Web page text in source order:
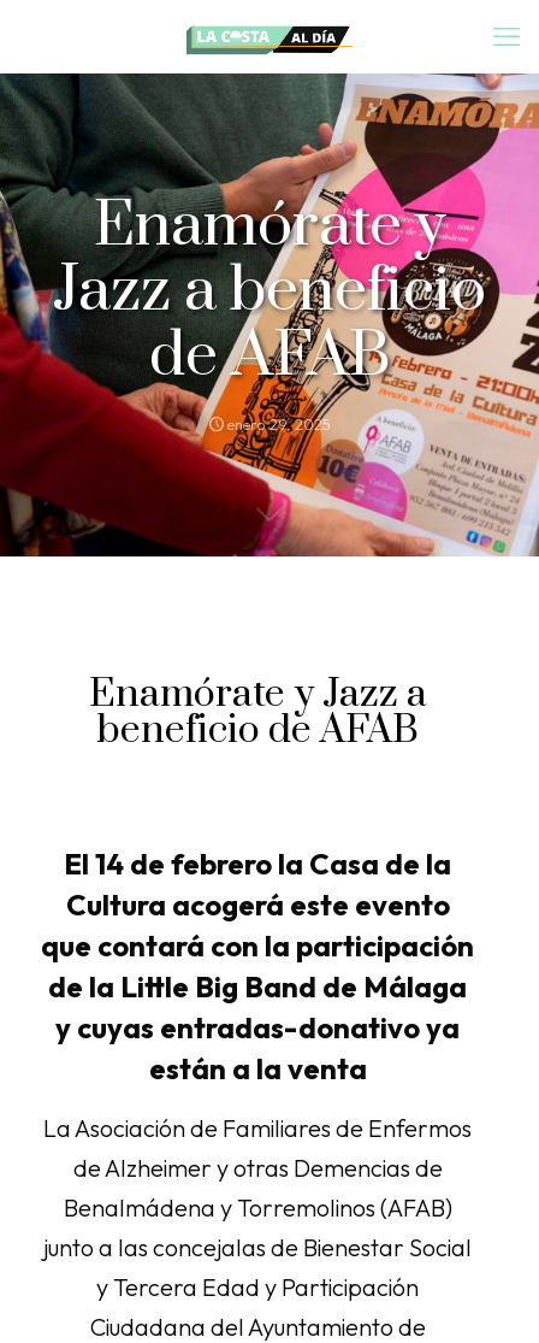
Enamórate y
Jazz a beneficio
de AFAB
enero 29, 2025
Enamórate y Jazz a
beneficio de AFAB
El 14 de febrero la Casa de la
Cultura acogerá este evento
que contará con la participación
de la Little Big Band de Málaga
y cuyas entradas-donativo ya
están a la venta
La Asociación de Familiares de Enfermos
de Alzheimer y otras Demencias de
Benalmádena y Torremolinos (AFAB)
junto a las concejalas de Bienestar Social
y Tercera Edad y Participación
Ciudadana del Ayuntamiento de